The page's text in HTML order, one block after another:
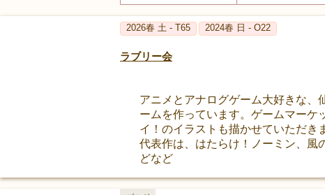
2026春 土 - T65 2024春 日 - O22
ラブリー会
アニメとアナログゲーム大好きな、
ームを作っています。ゲームマーケ
イ！のイラストも描かせていただき
代表作は、はたらけ！ノーミン、風
どなど